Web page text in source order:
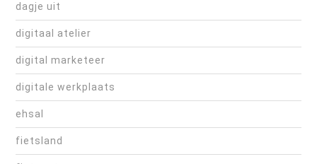
dagje uit
digitaal atelier
digital marketeer
digitale werkplaats
ehsal
fietsland